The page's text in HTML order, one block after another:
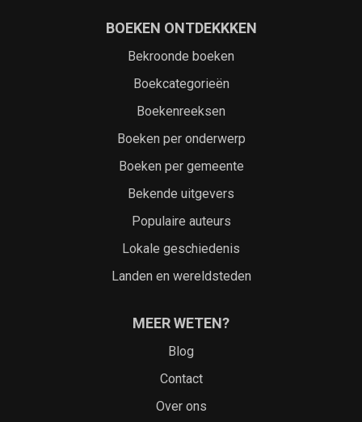
BOEKEN ONTDEKKKEN
Bekroonde boeken
Boekcategorieën
Boekenreeksen
Boeken per onderwerp
Boeken per gemeente
Bekende uitgevers
Populaire auteurs
Lokale geschiedenis
Landen en wereldsteden
MEER WETEN?
Blog
Contact
Over ons